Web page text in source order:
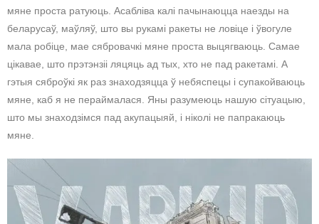
мяне проста ратуюць. Асабліва калі пачынаюцца наезды на
беларусаў, маўляў, што вы рукамі ракеты не ловіце і ўвогуле
мала робіце, мае сябровачкі мяне проста выцягваюць. Самае
цікавае, што прэтэнзіі ляцяць ад тых, хто не пад ракетамі. А
гэтыя сяброўкі як раз знаходзяцца ў небяспецы і супакойваюць
мяне, каб я не пераймалася. Яны разумеюць нашую сітуацыю,
што мы знаходзімся пад акупацыяй, і ніколі не папракаюць
мяне.